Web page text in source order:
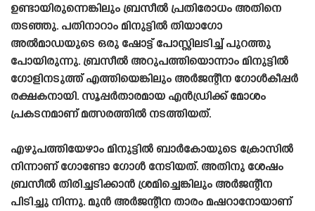
ഉണ്ടായിരുന്നെങ്കിലും ബ്രസീൽ പ്രതിരോധം അതിനെ
തടഞ്ഞു. പതിനാറാം മിനുട്ടിൽ തിയാഗോ
അൽമാഡയുടെ ഒരു ഷോട്ട് പോസ്റ്റിലടിച്ച് പുറത്തു
പോയിരുന്നു. ബ്രസീൽ അറുപത്തിയൊന്നാം മിനുട്ടിൽ
ഗോളിനടുത്ത് എത്തിയെങ്കിലും അർജന്റീന ഗോൾകീപ്പർ
രക്ഷകനായി. സൂപ്പർതാരമായ എൻഡ്രിക്ക് മോശം
പ്രകടനമാണ് മത്സരത്തിൽ നടത്തിയത്.
എഴുപത്തിയേഴാം മിനുട്ടിൽ ബാർകോയുടെ ക്രോസിൽ
നിന്നാണ് ഗോണ്ടോ ഗോൾ നേടിയത്. അതിനു ശേഷം
ബ്രസീൽ തിരിച്ചടിക്കാൻ ശ്രമിച്ചെങ്കിലും അർജന്റീന
പിടിച്ചു നിന്നു. മുൻ അർജന്റീന താരം മഷറാനോയാണ്